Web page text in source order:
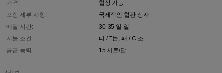
가격:
협상 가능
포장 세부 사항:
국제적인 합판 상자
배달 시간:
30-35 일 일
지불 조건:
티 / T는, 패 / C 조
공급 능력:
15 세트/달